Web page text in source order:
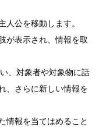
公を移動します。
が表示され、情報を取
、対象者や対象物に話
、さらに新しい情報を
情報を当てはめること